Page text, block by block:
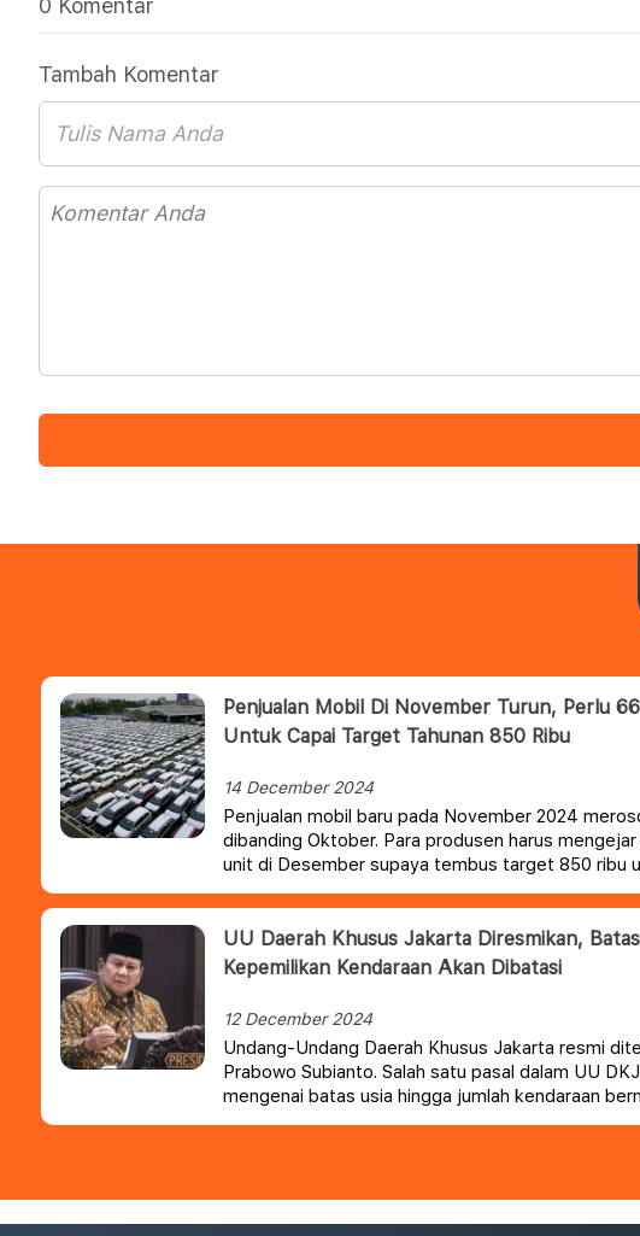
0 Komentar
Tambah Komentar
Penjualan Mobil Di November Turun, Perlu
Untuk Capai Target Tahunan 850 Ribu
14 December 2024
Penjualan mobil baru pada November 2024
dibanding Oktober. Para produsen harus
unit di Desember supaya tembus target 850 ribu
ditetapkan Gabungan Industri Kendaraan
(Gaikindo).
UU Daerah Khusus Jakarta Diresmikan,
Kepemilikan Kendaraan Akan Dibatasi
12 December 2024
Undang-Undang Daerah Khusus Jakarta resmi
Prabowo Subianto. Salah satu pasal dalam UU
mengenai batas usia hingga jumlah kendaraan
perseorangan.